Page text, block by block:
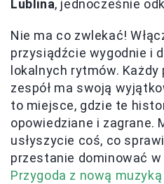
Lublina, jednocześnie
Nie ma co zwlekać!
przysiądźcie wygodnie i
lokalnych rytmów. Każdy
zespół ma swoją
to miejsce, gdzie te
opowiedziane i zagrane.
usłyszycie coś, co
przestanie dominować
Przygoda z nową